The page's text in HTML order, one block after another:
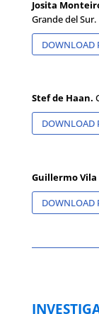
Josita
Grande del Sur.
DOWNLOAD
Stef de Haan.
DOWNLOAD
Guillermo Vila
DOWNLOAD